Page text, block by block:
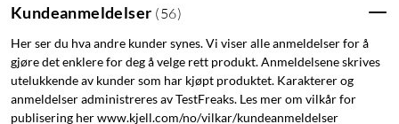
Kundeanmeldelser (56)
Her ser du hva andre kunder synes. Vi viser alle anmeldelser for å
gjøre det enklere for deg å velge rett produkt. Anmeldelsene skrives
utelukkende av kunder som har kjøpt produktet. Karakterer og
anmeldelser administreres av TestFreaks. Les mer om vilkår for
publisering her www.kjell.com/no/vilkar/kundeanmeldelser